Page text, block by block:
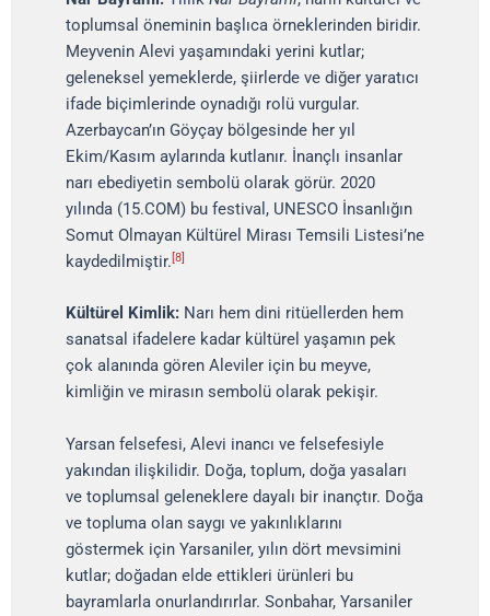
toplumsal öneminin başlıca örneklerinden biridir.
Meyvenin Alevi yaşamındaki yerini kutlar;
geleneksel yemeklerde, şiirlerde ve diğer yaratıcı
ifade biçimlerinde oynadığı rolü vurgular.
Azerbaycan’ın Göyçay bölgesinde her yıl
Ekim/Kasım aylarında kutlanır. İnançlı insanlar
narı ebediyetin sembolü olarak görür. 2020
yılında (15.COM) bu festival, UNESCO İnsanlığın
Somut Olmayan Kültürel Mirası Temsili Listesi’ne
kaydedilmiştir.[8]
Kültürel Kimlik: Narı hem dini ritüellerden hem
sanatsal ifadelere kadar kültürel yaşamın pek
çok alanında gören Aleviler için bu meyve,
kimliğin ve mirasın sembolü olarak pekişir.
Yarsan felsefesi, Alevi inancı ve felsefesiyle
yakından ilişkilidir. Doğa, toplum, doğa yasaları
ve toplumsal geleneklere dayalı bir inançtır. Doğa
ve topluma olan saygı ve yakınlıklarını
göstermek için Yarsaniler, yılın dört mevsimini
kutlar; doğadan elde ettikleri ürünleri bu
bayramlarla onurlandırırlar. Sonbahar, Yarsaniler